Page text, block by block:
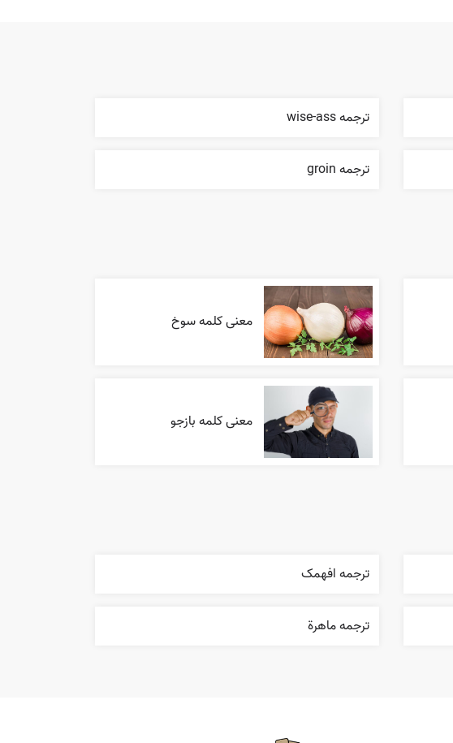
ترجمه wise-ass
ترجمه groin
معنی کلمه سوخ
معنی کلمه بازجو
ترجمه افهمک
ترجمه ماهرة